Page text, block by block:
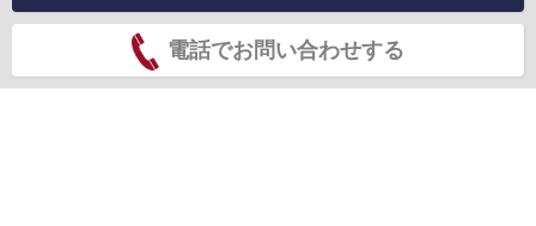
電話でお問い合わせする